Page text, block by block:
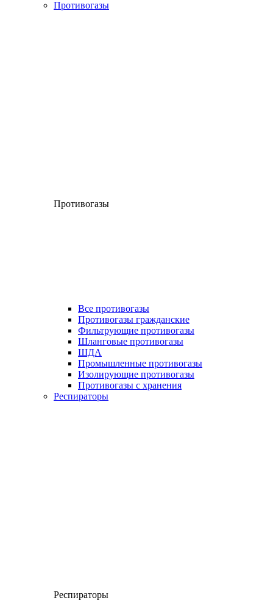
Противогазы
Противогазы
Все противогазы
Противогазы гражданские
Фильтрующие противогазы
Шланговые противогазы
ШДА
Промышленные противогазы
Изолирующие противогазы
Противогазы с хранения
Респираторы
Респираторы